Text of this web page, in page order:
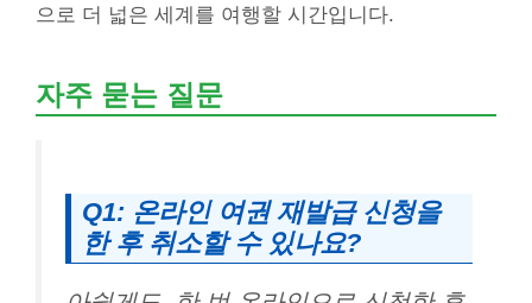
으로 더 넓은 세계를 여행할 시간입니다.
자주 묻는 질문
Q1: 온라인 여권 재발급 신청을
한 후 취소할 수 있나요?